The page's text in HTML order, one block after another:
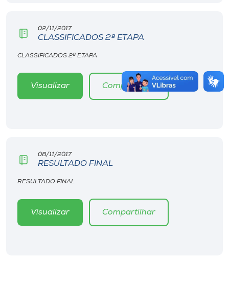
02/11/2017
CLASSIFICADOS 2ª ETAPA
CLASSIFICADOS 2ª ETAPA
Visualizar Compartilhar
08/11/2017
RESULTADO FINAL
RESULTADO FINAL
Visualizar Compartilhar